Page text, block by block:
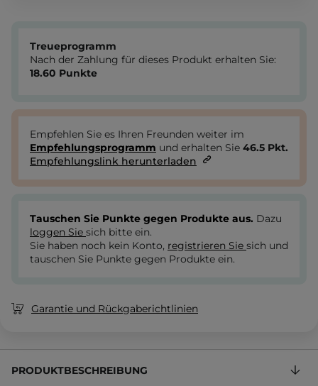
Treueprogramm
Nach der Zahlung für dieses Produkt erhalten Sie:
18.60 Punkte
Empfehlen Sie es Ihren Freunden weiter im
Empfehlungsprogramm und erhalten Sie 46.5 Pkt.
Empfehlungslink herunterladen
Tauschen Sie Punkte gegen Produkte aus. Dazu
loggen Sie sich bitte ein.
Sie haben noch kein Konto, registrieren Sie sich und
tauschen Sie Punkte gegen Produkte ein.
Garantie und Rückgaberichtlinien
PRODUKTBESCHREIBUNG